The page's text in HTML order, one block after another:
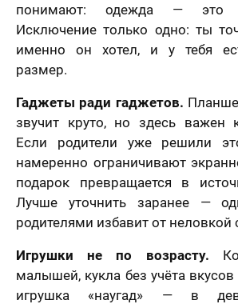
понимают: одежда — это
Исключение только одно: ты
именно он хотел, и у тебя
размер.
Гаджеты ради гаджетов.
звучит круто, но здесь важен
Если родители уже решили
намеренно ограничивают
подарок превращается в
Лучше уточнить заранее —
родителями избавит от неловкой
Игрушки не по возрасту.
малышей, кукла без учёта вкусов
игрушка «наугад» — в